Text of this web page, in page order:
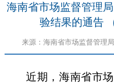
海南省市场监督管理
验结果的通告
来源： 海南省市场监督管理局
近期，海南省市